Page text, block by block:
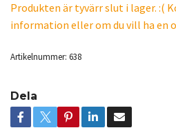
Produkten är tyvärr slut i lager. :(
information eller om du vill ha en
Artikelnummer: 638
Dela